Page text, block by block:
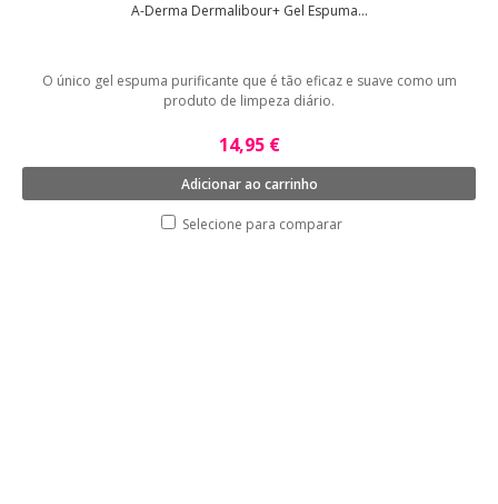
A-Derma Dermalibour+ Gel Espuma...
O único gel espuma purificante que é tão eficaz e suave como um
produto de limpeza diário.
14,95 €
Adicionar ao carrinho
Selecione para comparar